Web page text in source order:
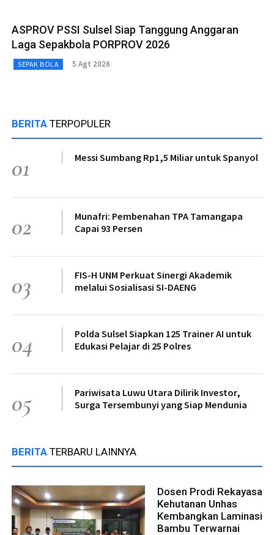
ASPROV PSSI Sulsel Siap Tanggung Anggaran
Laga Sepakbola PORPROV 2026
SEPAK BOLA 5 Agt 2026
BERITA TERPOPULER
01 Messi Sumbang Rp1,5 Miliar untuk Spanyol
02
Munafri: Pembenahan TPA Tamangapa
Capai 93 Persen
03
FIS-H UNM Perkuat Sinergi Akademik
melalui Sosialisasi SI-DAENG
04
Polda Sulsel Siapkan 125 Trainer AI untuk
Edukasi Pelajar di 25 Polres
05
Pariwisata Luwu Utara Dilirik Investor,
Surga Tersembunyi yang Siap Mendunia
BERITA TERBARU LAINNYA
Dosen Prodi Rekayasa
Kehutanan Unhas
Kembangkan Laminasi
Bambu Terwarnai